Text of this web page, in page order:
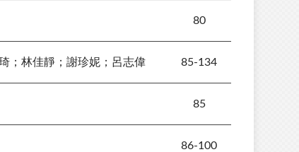
80
；林佳靜；謝珍妮；呂志偉 85-134
85
86-100